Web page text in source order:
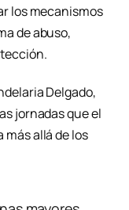
los mecanismos
de abuso,
Delgado,
jornadas que el
más allá de los